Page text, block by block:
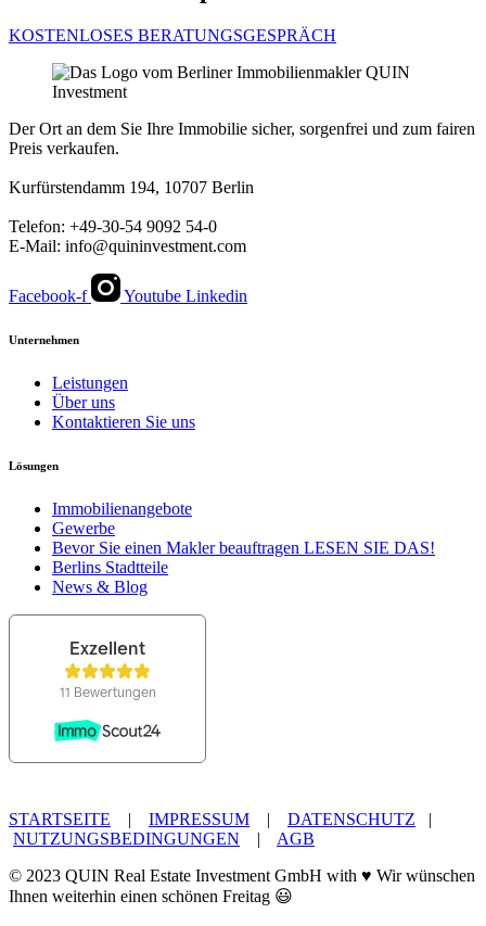
KOSTENLOSES BERATUNGSGESPRÄCH
Der Ort an dem Sie Ihre Immobilie sicher, sorgenfrei und zum fairen
Preis verkaufen.
Kurfürstendamm 194, 10707 Berlin
Telefon: +49-30-54 9092 54-0
E-Mail: info@quininvestment.com
Facebook-f Youtube Linkedin
Unternehmen
Leistungen
Über uns
Kontaktieren Sie uns
Lösungen
Immobilienangebote
Gewerbe
Bevor Sie einen Makler beauftragen LESEN SIE DAS!
Berlins Stadtteile
News & Blog
STARTSEITE | IMPRESSUM | DATENSCHUTZ |
NUTZUNGSBEDINGUNGEN | AGB
© 2023 QUIN Real Estate Investment GmbH with ♥ Wir wünschen
Ihnen weiterhin einen schönen Freitag 😃